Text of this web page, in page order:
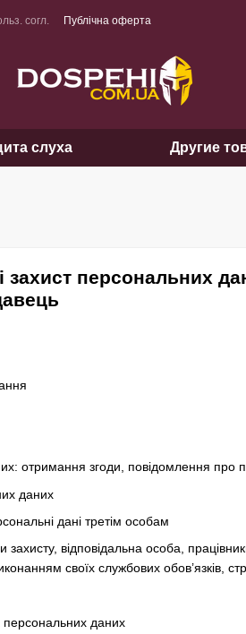
согл. Публічна оферта
слуха Другие
персональних
отримання згоди, повідомлення про
даних
дані третім особам
відповідальна особа,
своїх службових обов’язків,
персональних даних